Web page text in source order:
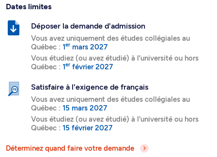
Dates limites
Déposer la demande d'admission
Vous avez uniquement des études collégiales au
Québec : 1er mars 2027
Vous étudiez (ou avez étudié) à l’université ou hors
Québec : 1er février 2027
Satisfaire à l'exigence de français
Vous avez uniquement des études collégiales au
Québec :
15 mars 2027
Vous étudiez (ou avez étudié) à l’université ou hors
Québec :
15 février 2027
Déterminez quand faire votre demande